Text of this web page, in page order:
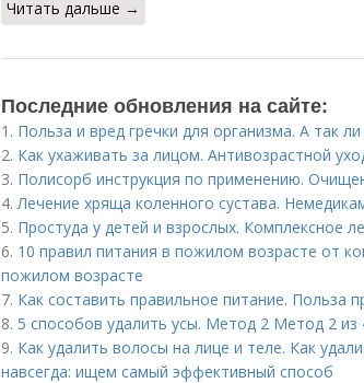
Читать дальше →
Последние обновления на сайте:
1. Польза и вред гречки для организма. А так
2. Как ухаживать за лицом. Антивозрастной
3. Полисорб инструкция по применению.
4.Лечение хряща коленного сустава.
5. Простуда у детей и взрослых. Комплексное
6. 10 правил питания в пожилом возрасте от
пожилом возрасте
7. Как составить правильное питание. Польза
8. 5 способов удалить усы. Метод 2 Метод 2 из
9. Как удалить волосы на лице и теле. Как
навсегда: ищем самый эффективный способ